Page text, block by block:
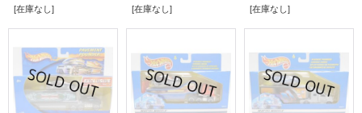
[在庫なし]
[在庫なし]
[在庫なし]